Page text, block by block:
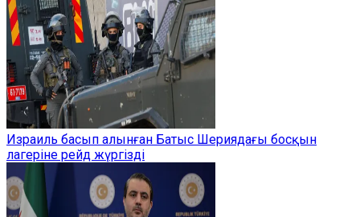
Израиль басып алынған Батыс Шериядағы босқын
лагеріне рейд жүргізді